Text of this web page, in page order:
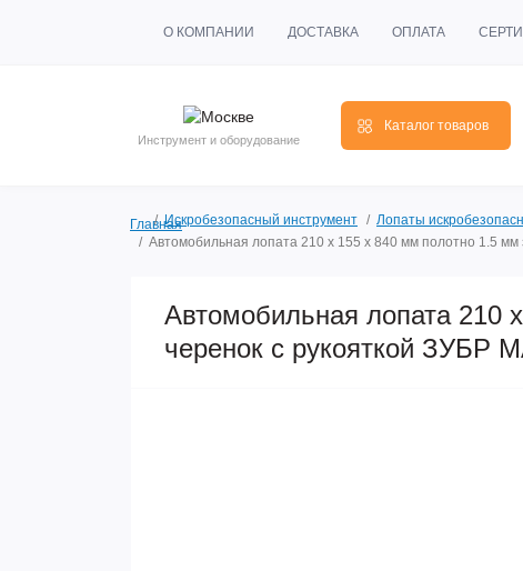
О КОМПАНИИ ДОСТАВКА ОПЛАТА
Инструмент и оборудование
Каталог товаров
ГлавнаяИскробезопасный инструмент Лопаты
Автомобильная лопата 210 х 155 х 840 мм полотно 1.5
Автомобильная лопата 210
черенок с рукояткой ЗУБР